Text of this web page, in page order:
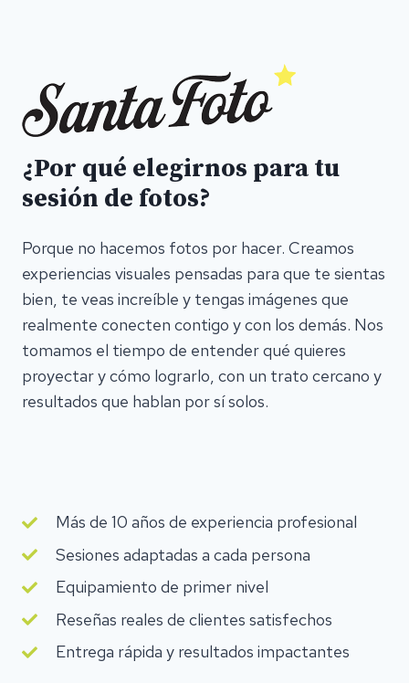
¿Por qué elegirnos para tu
sesión de fotos?
Porque no hacemos fotos por hacer. Creamos
experiencias visuales pensadas para que te sientas
bien, te veas increíble y tengas imágenes que
realmente conecten contigo y con los demás. Nos
tomamos el tiempo de entender qué quieres
proyectar y cómo lograrlo, con un trato cercano y
resultados que hablan por sí solos.
Más de 10 años de experiencia profesional
Sesiones adaptadas a cada persona
Equipamiento de primer nivel
Reseñas reales de clientes satisfechos
Entrega rápida y resultados impactantes